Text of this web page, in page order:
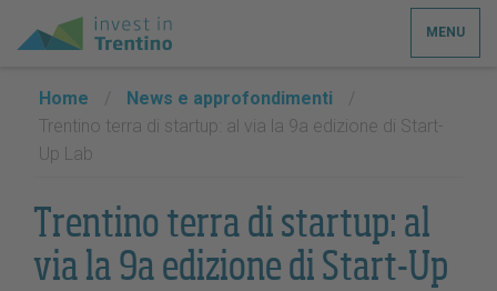
MENU
Home / News e approfondimenti
/
Trentino terra di startup: al via la 9a edizione di Start-
Up Lab
Trentino terra di startup: al
via la 9a edizione di Start-Up